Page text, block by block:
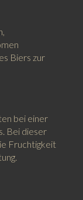
Biers zur
bei einer
Bei dieser
Fruchtigkeit